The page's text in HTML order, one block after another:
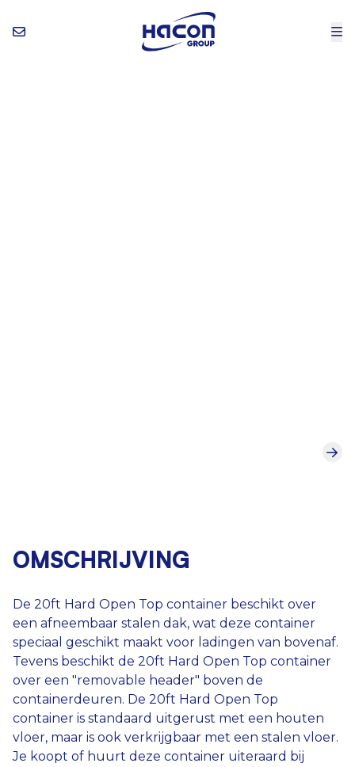
OMSCHRIJVING
De 20ft Hard Open Top container beschikt over
een afneembaar stalen dak, wat deze container
speciaal geschikt maakt voor ladingen van bovenaf.
Tevens beschikt de 20ft Hard Open Top container
over een "removable header" boven de
containerdeuren. De 20ft Hard Open Top
container is standaard uitgerust met een houten
vloer, maar is ook verkrijgbaar met een stalen vloer.
Je koopt of huurt deze container uiteraard bij